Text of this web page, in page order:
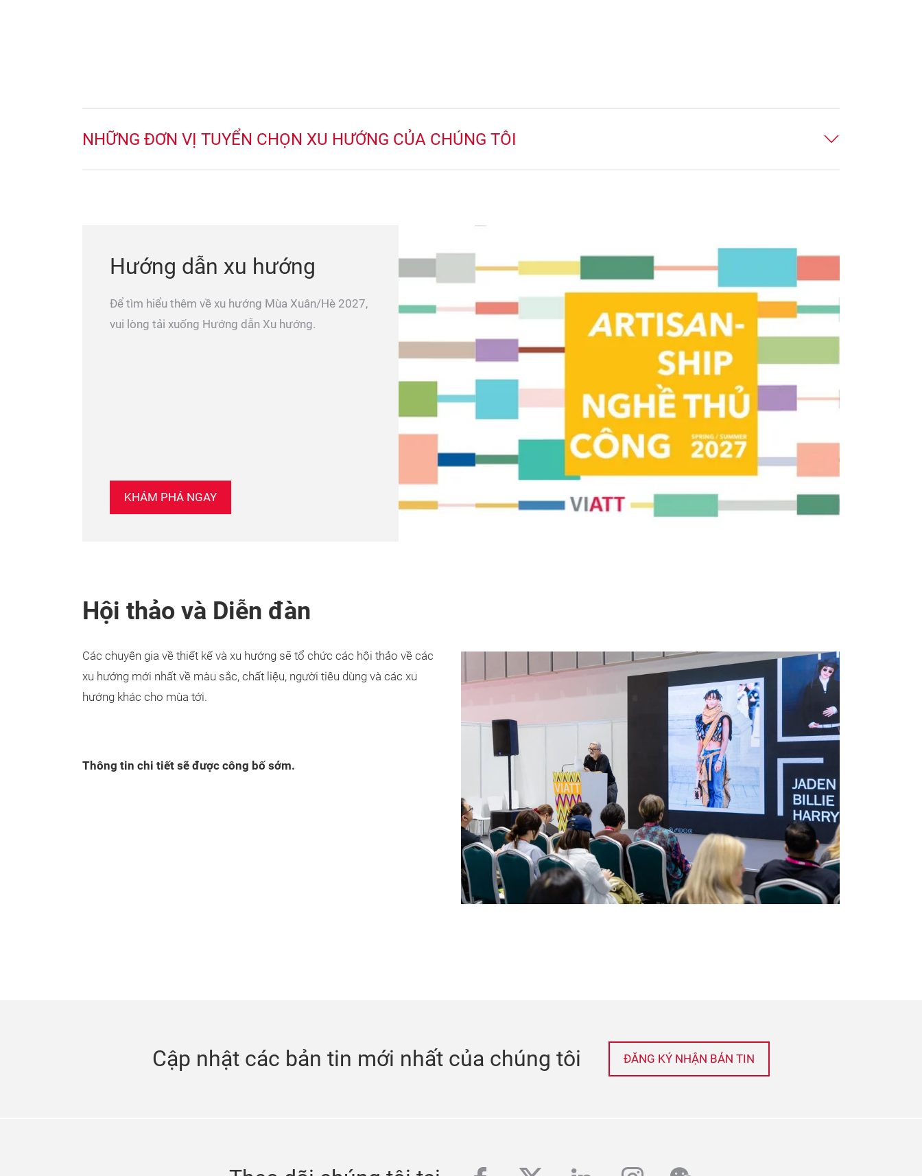
NHỮNG ĐƠN VỊ TUYỂN CHỌN XU HƯỚNG CỦA CHÚNG TÔI
Hướng dẫn xu hướng
Để tìm hiểu thêm về xu hướng Mùa Xuân/Hè 2027,
vui lòng tải xuống Hướng dẫn Xu hướng.
KHÁM PHÁ NGAY
Hội thảo và Diễn đàn
Các chuyên gia về thiết kế và xu hướng sẽ tổ chức các hội thảo về các
xu hướng mới nhất về màu sắc, chất liệu, người tiêu dùng và các xu
hướng khác cho mùa tới.
Thông tin chi tiết sẽ được công bố sớm.
Cập nhật các bản tin mới nhất của chúng tôi ĐĂNG KÝ NHẬN BẢN TIN